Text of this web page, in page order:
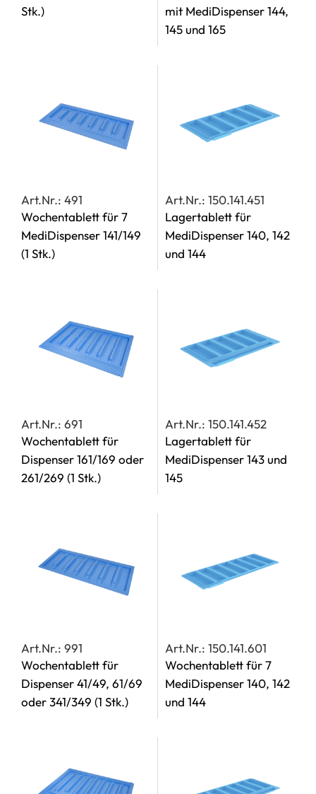
Stk.)
mit MediDispenser 144,
145 und 165
Art.Nr.: 491
Wochentablett für 7
MediDispenser 141/149
(1 Stk.)
Art.Nr.: 150.141.451
Lagertablett für
MediDispenser 140, 142
und 144
Art.Nr.: 691
Wochentablett für
Dispenser 161/169 oder
261/269 (1 Stk.)
Art.Nr.: 150.141.452
Lagertablett für
MediDispenser 143 und
145
Art.Nr.: 991
Wochentablett für
Dispenser 41/49, 61/69
oder 341/349 (1 Stk.)
Art.Nr.: 150.141.601
Wochentablett für 7
MediDispenser 140, 142
und 144